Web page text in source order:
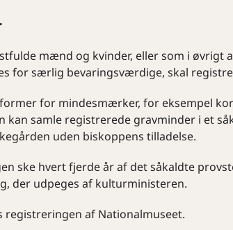
mænd og kvinder, eller som i øvrigt
for særlig bevaringsværdige, skal
for mindesmærker, for eksempel
samle registrerede gravminder i et
uden biskoppens tilladelse.
ske hvert fjerde år af det såkaldte
der udpeges af kulturministeren.
af Nationalmuseet.